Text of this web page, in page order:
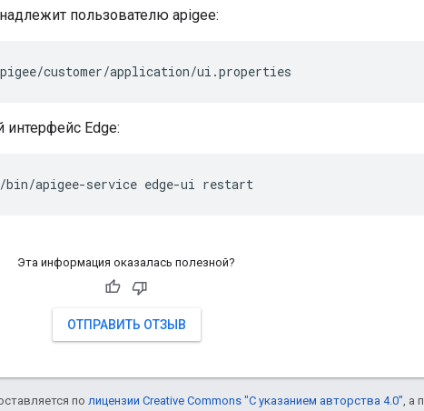
пользователю apigee:
customer/application/ui.properties
интерфейс Edge:
bin/apigee-service edge-ui restart
Эта информация оказалась полезной?
ОТПРАВИТЬ ОТЗЫВ
по лицензии Creative Commons "С указанием авторства 4.0", а